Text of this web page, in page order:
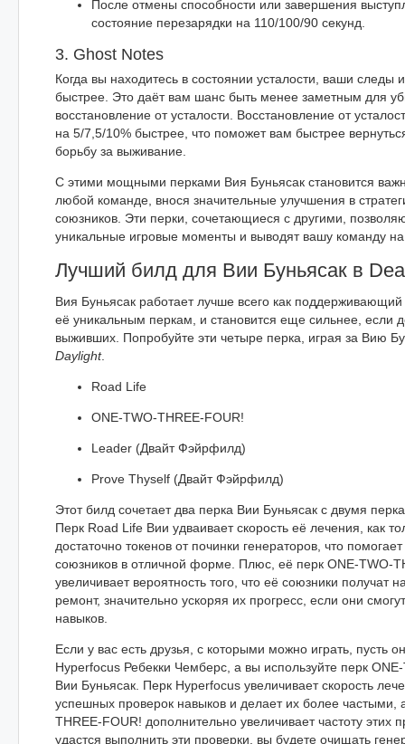
После отмены способности или завершения
состояние перезарядки на 110/100/90 секунд.
3. Ghost Notes
Когда вы находитесь в состоянии усталости, ваши следы
быстрее. Это даёт вам шанс быть менее заметным для
восстановление от усталости. Восстановление от
на 5/7,5/10% быстрее, что поможет вам быстрее
борьбу за выживание.
С этими мощными перками Вия Буньясак становится
любой команде, внося значительные улучшения в
союзников. Эти перки, сочетающиеся с другими,
уникальные игровые моменты и выводят вашу команду
Лучший билд для Вии Буньясак в
Вия Буньясак работает лучше всего как
её уникальным перкам, и становится еще сильнее, если
выживших. Попробуйте эти четыре перка, играя за Вию
Daylight.
Road Life
ONE-TWO-THREE-FOUR!
Leader (Двайт Фэйрфилд)
Prove Thyself (Двайт Фэйрфилд)
Этот билд сочетает два перка Вии Буньясак с двумя
Перк Road Life Вии удваивает скорость её лечения, как
достаточно токенов от починки генераторов, что
союзников в отличной форме. Плюс, её перк ONE-TWO-
увеличивает вероятность того, что её союзники получат
ремонт, значительно ускоряя их прогресс, если они
навыков.
Если у вас есть друзья, с которыми можно играть, пусть
Hyperfocus Ребекки Чемберс, а вы используйте перк
Вии Буньясак. Перк Hyperfocus увеличивает скорость
успешных проверок навыков и делает их более частыми,
THREE-FOUR! дополнительно увеличивает частоту этих
удастся выполнить эти проверки, вы будете очищать